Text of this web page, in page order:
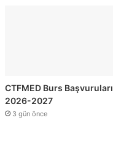
CTFMED Burs Başvuruları
2026-2027
3 gün önce